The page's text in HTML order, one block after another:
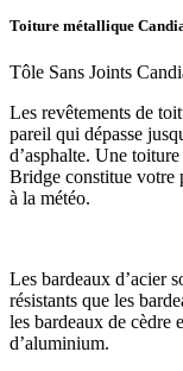
Toiture métallique
Tôle Sans Joints
Les revêtements de
pareil qui dépasse
d’asphalte. Une
Bridge constitue votre
à la météo.
Les bardeaux d’acier
résistants que les
les bardeaux de cèdre
d’aluminium.